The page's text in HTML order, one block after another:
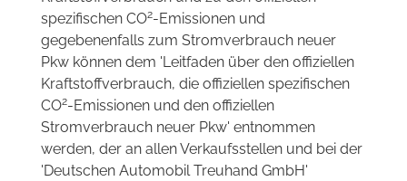
spezifischen CO2-Emissionen und
gegebenenfalls zum Stromverbrauch neuer
Pkw können dem 'Leitfaden über den offiziellen
Kraftstoffverbrauch, die offiziellen spezifischen
CO2-Emissionen und den offiziellen
Stromverbrauch neuer Pkw' entnommen
werden, der an allen Verkaufsstellen und bei der
'Deutschen Automobil Treuhand GmbH'